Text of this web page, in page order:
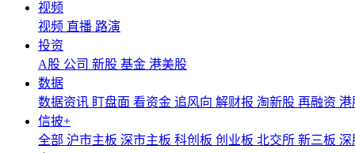
视频
视频 直播 路演
投资
A股 公司 新股 基金 港美股
数据
数据资讯 盯盘面 看资金 追风向 解财报 淘新股 再融资 港
信披+
全部 沪市主板 深市主板 科创板 创业板 北交所 新三板 深